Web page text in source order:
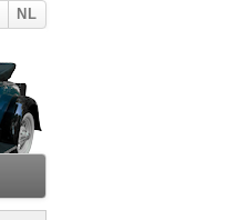
NL